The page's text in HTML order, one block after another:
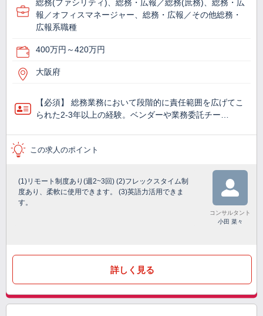
総務(ファシリティ)、総務・広報／総務(庶務)、総務・広
報／オフィスマネージャー、総務・広報／その他総務・
広報系職種
400万円～420万円
大阪府
【必須】 総務業務において段階的に責任範囲を広げてこ
られた2-3年以上の経験。ベンダーや業務委託チー…
この求人のポイント
(1)リモート制度あり(週2~3回) (2)フレックスタイム制
度あり、柔軟に使用できます。 (3)英語力活用できま
す。
コンサルタント
小田 菜々
詳しく見る